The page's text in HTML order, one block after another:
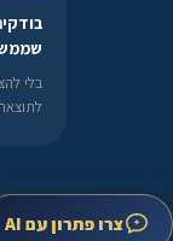
בלי
צרו פתרון עם AI